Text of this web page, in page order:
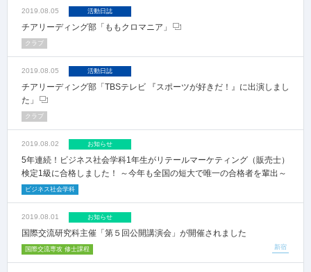
2019.08.05 活動日誌
チアリーディング部「ももクロマニア」
クラブ
2019.08.05 活動日誌
チアリーディング部「TBSテレビ 『スポーツが好きだ！』に出演しまし
た」
クラブ
2019.08.02 お知らせ
5年連続！ビジネス社会学科1年生がリテールマーケティング（販売士）
検定1級に合格しました！ ～今年も全国の短大で唯一の合格者を輩出～
ビジネス社会学科
2019.08.01 お知らせ
国際交流研究科主催「第５回公開講演会」が開催されました
新宿
国際交流専攻 修士課程